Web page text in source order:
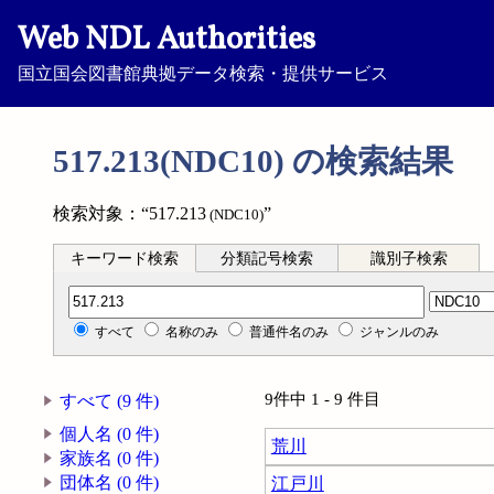
Web NDL Authorities
国立国会図書館典拠データ検索・提供サービス
517.213(NDC10) の検索結果
検索対象：“517.213 (NDC10)”
キーワード検索 分類記号検索 識別子検索
分類記号検索
すべて 名称のみ 普通件名のみ ジャンルのみ
すべて (9 件)
個人名 (0 件)
家族名 (0 件)
団体名 (0 件)
9件中 1 - 9 件目
荒川
江戸川